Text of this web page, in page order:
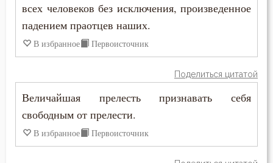
Добродетель
Дух Святой
Духовная жизнь
Душа
Еда
Иоанн (Максимович)
Иоанн Дамаскин
Иоанн Карпафский
всех человеков без исключения, произведенное
падением праотцев наших.
В избранное Первоисточник
Поделиться цитатой
Величайшая прелесть признавать себя
свободным от прелести.
В избранное Первоисточник